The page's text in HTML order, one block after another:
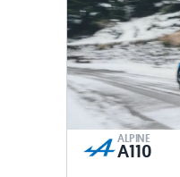
ALPINE
A110